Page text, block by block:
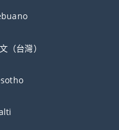
（台灣）